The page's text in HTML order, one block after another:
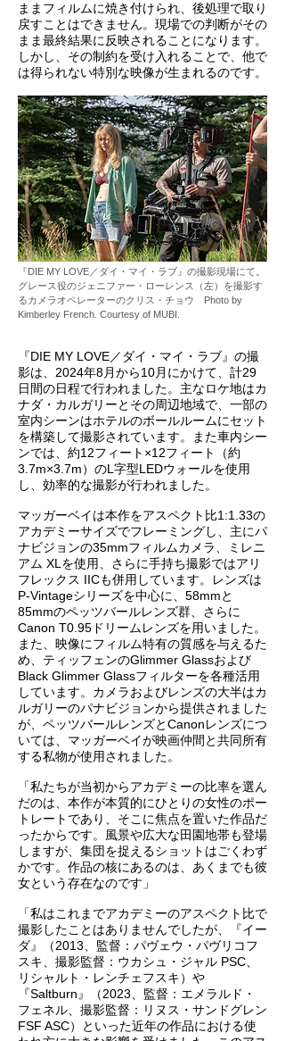
ままフィルムに焼き付けられ、後処理で取り
戻すことはできません。現場での判断がその
まま最終結果に反映されることになります。
しかし、その制約を受け入れることで、他で
は得られない特別な映像が生まれるのです。
『DIE MY LOVE／ダイ・マイ・ラブ』の撮影現場にて。
グレース役のジェニファー・ローレンス（左）を撮影す
るカメラオペレーターのクリス・チョウ Photo by
Kimberley French. Courtesy of MUBI.
『DIE MY LOVE／ダイ・マイ・ラブ』の撮
影は、2024年8月から10月にかけて、計29
日間の日程で行われました。主なロケ地はカ
ナダ・カルガリーとその周辺地域で、一部の
室内シーンはホテルのボールルームにセット
を構築して撮影されています。また車内シー
ンでは、約12フィート×12フィート（約
3.7m×3.7m）のL字型LEDウォールを使用
し、効率的な撮影が行われました。
マッガーベイは本作をアスペクト比1:1.33の
アカデミーサイズでフレーミングし、主にパ
ナビジョンの35mmフィルムカメラ、ミレニ
アム XLを使用、さらに手持ち撮影ではアリ
フレックス IICも併用しています。レンズは
P-Vintageシリーズを中心に、58mmと
85mmのペッツバールレンズ群、さらに
Canon T0.95ドリームレンズを用いました。
また、映像にフィルム特有の質感を与えるた
め、ティッフェンのGlimmer Glassおよび
Black Glimmer Glassフィルターを各種活用
しています。カメラおよびレンズの大半はカ
ルガリーのパナビジョンから提供されました
が、ペッツバールレンズとCanonレンズにつ
いては、マッガーベイが映画仲間と共同所有
する私物が使用されました。
「私たちが当初からアカデミーの比率を選ん
だのは、本作が本質的にひとりの女性のポー
トレートであり、そこに焦点を置いた作品だ
ったからです。風景や広大な田園地帯も登場
しますが、集団を捉えるショットはごくわず
かです。作品の核にあるのは、あくまでも彼
女という存在なのです」
「私はこれまでアカデミーのアスペクト比で
撮影したことはありませんでしたが、『イー
ダ』（2013、監督：パヴェウ・パヴリコフ
スキ、撮影監督：ウカシュ・ジャル PSC、
リシャルト・レンチェフスキ）や
『Saltburn』（2023、監督：エメラルド・
フェネル、撮影監督：リヌス・サンドグレン
FSF ASC）といった近年の作品における使